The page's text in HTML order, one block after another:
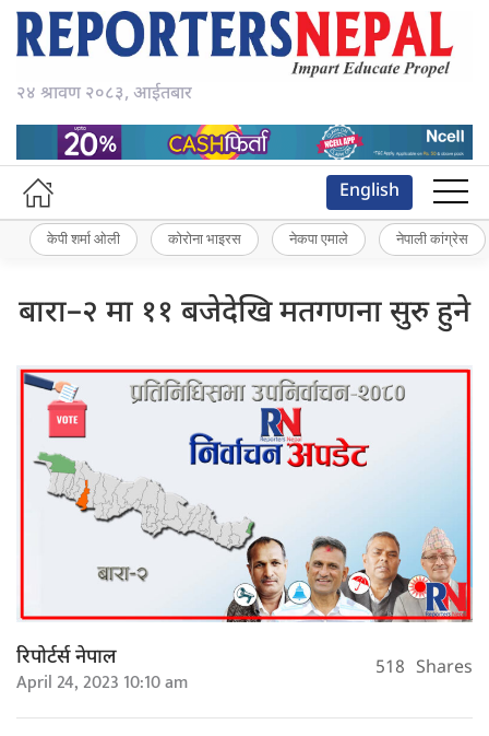
२४ श्रावण २०८३, आईतबार
English
केपी शर्मा ओली कोरोना भाइरस नेकपा एमाले नेपाली कांग्रेस
बारा–२ मा ११ बजेदेखि मतगणना सुरु हुने
रिपोर्टर्स नेपाल
April 24, 2023 10:10 am 518 Shares